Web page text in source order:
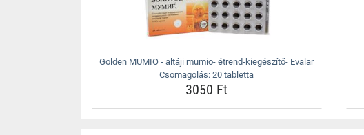
Golden MUMIO - altáji mumio- étrend-kiegészítő- Evalar
Csomagolás: 20 tabletta
3050 Ft